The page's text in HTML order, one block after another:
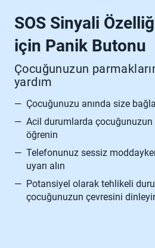
SOS Sinyali
için Panik Butonu
Çocuğunuzun
yardım
— Çocuğunuzu anında size
— Acil durumlarda
öğrenin
— Telefonunuz sessiz
uyarı alın
— Potansiyel olarak tehlikeli
çocuğunuzun çevresini